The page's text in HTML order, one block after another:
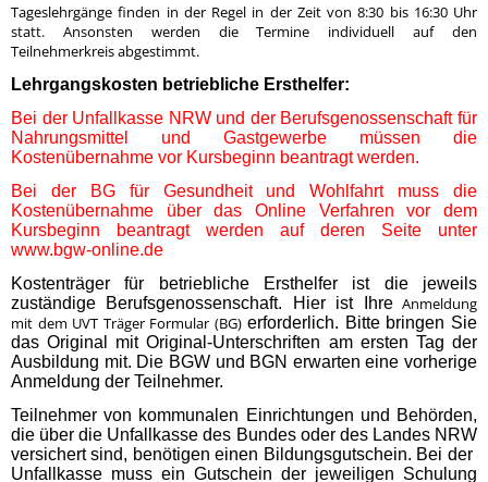
Tageslehrgänge finden in der Regel in der Zeit von 8:30 bis 16:30 Uhr
statt. Ansonsten werden die Termine individuell auf den
Teilnehmerkreis abgestimmt.
Lehrgangskosten betriebliche Ersthelfer:
Bei der Unfallkasse NRW und der Berufsgenossenschaft für
Nahrungsmittel und Gastgewerbe müssen die
Kostenübernahme vor Kursbeginn beantragt werden.
Bei der BG für Gesundheit und Wohlfahrt muss die
Kostenübernahme über das Online Verfahren vor dem
Kursbeginn beantragt werden auf deren Seite unter
www.bgw-online.de
Kostenträger für betriebliche Ersthelfer ist die jeweils
zuständige Berufsgenossenschaft. Hier ist IhreAnmeldung
mit dem UVT Träger Formular (BG)erforderlich. Bitte bringen Sie
das Original mit Original-Unterschriften am ersten Tag der
Ausbildung mit. Die BGW und BGN erwarten eine vorherige
Anmeldung der Teilnehmer.
Teilnehmer von kommunalen Einrichtungen und Behörden,
die über die Unfallkasse des Bundes oder des Landes NRW
versichert sind, benötigen einen Bildungsgutschein. Bei der
Unfallkasse muss ein Gutschein der jeweiligen Schulung